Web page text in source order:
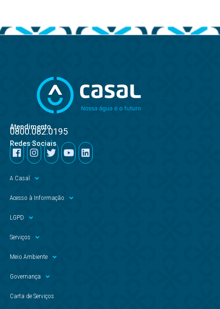
Atendimento
0800.082.0195
Redes Sociais
A Casal
Acesso à Informação
LGPD
Serviços
Meio Ambiente
Governança
Carta de Serviços